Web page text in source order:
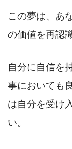
この夢は、あ
の価値を再認
自分に自信を
事においても
は自分を受け
い。